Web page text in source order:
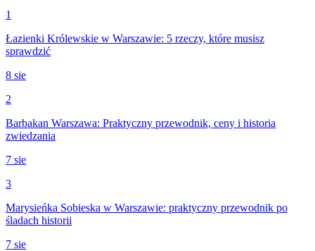
1
Łazienki Królewskie w Warszawie: 5 rzeczy, które musisz
sprawdzić
8 sie
2
Barbakan Warszawa: Praktyczny przewodnik, ceny i historia
zwiedzania
7 sie
3
Marysieńka Sobieska w Warszawie: praktyczny przewodnik po
śladach historii
7 sie